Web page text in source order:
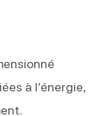
à l’énergie,